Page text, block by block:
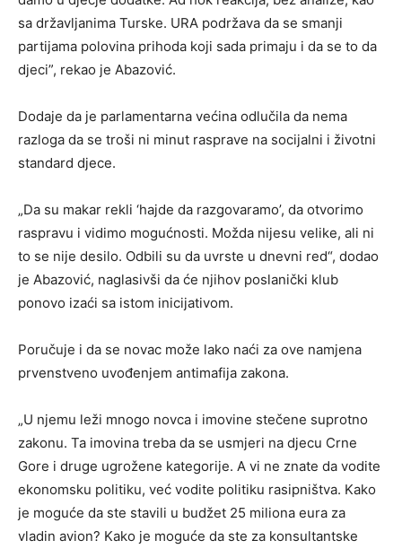
sa državljanima Turske. URA podržava da se smanji
partijama polovina prihoda koji sada primaju i da se to da
djeci”, rekao je Abazović.
Dodaje da je parlamentarna većina odlučila da nema
razloga da se troši ni minut rasprave na socijalni i životni
standard djece.
„Da su makar rekli ‘hajde da razgovaramo’, da otvorimo
raspravu i vidimo mogućnosti. Možda nijesu velike, ali ni
to se nije desilo. Odbili su da uvrste u dnevni red“, dodao
je Abazović, naglasivši da će njihov poslanički klub
ponovo izaći sa istom inicijativom.
Poručuje i da se novac može lako naći za ove namjena
prvenstveno uvođenjem antimafija zakona.
„U njemu leži mnogo novca i imovine stečene suprotno
zakonu. Ta imovina treba da se usmjeri na djecu Crne
Gore i druge ugrožene kategorije. A vi ne znate da vodite
ekonomsku politiku, već vodite politiku rasipništva. Kako
je moguće da ste stavili u budžet 25 miliona eura za
vladin avion? Kako je moguće da ste za konsultantske